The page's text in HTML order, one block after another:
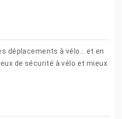
déplacements à vélo… et en
de sécurité à vélo et mieux